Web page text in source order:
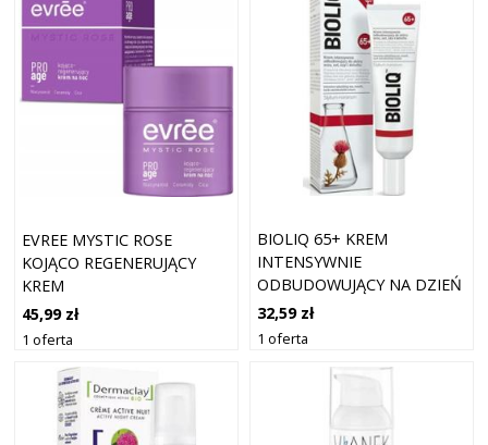
EVREE MYSTIC ROSE
KOJĄCO REGENERUJĄCY
KREM
PRZECIWSTARZENIOWY NA
NOC 50ML
45,99 zł
1 oferta
BIOLIQ 65+ KREM
INTENSYWNIE
ODBUDOWUJĄCY NA DZIEŃ
50ML
32,59 zł
1 oferta